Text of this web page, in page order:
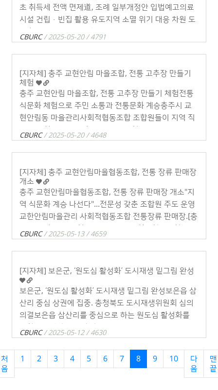
초 취득세 전액 면제道, 조례 일부개정안 입법예고의료
시설 건립·빈집 활용 유도지역 소멸 위기 대응 차원 도
을 취득하는 의료인이나 빈집을 사는 1가구 . . .
CBURC/ 2025-05-20 / 4791
[지자체] 충주 교현안림 마을조합, 전통 고추장 만들기
체험
충주 교현안림 마을조합, 전통 고추장 만들기 체험전통
식문화 체험으로 주민 소통과 전통문화 계승충주시 교
현안림동 마을관리사회적협동조합 조합원들이 지역 직
화이팅을 외치고 있다.［충북일보］ . . .
CBURC/ 2025-05-20 / 4648
[지자체] 충주 교현안림마을협동조합, 전통 장류 판매장
개소
충주 교현안림마을협동조합, 전통 장류 판매장 개소"지
역 식문화 계승 나선다"...전문성 갖춘 조합원 주도 운영
교한안림마을관리 사회적협동조합 전통장류 판매장.［충
13일 교현안림어울림센터 2층에 전 . . .
CBURC/ 2025-05-13 / 4659
[지자체] 보은군, ‘원도심 활성화’ 도시재생 밑그림 완성
보은군, ‘원도심 활성화’ 도시재생 밑그림 완성보은읍 삼
산리 중심 상권에 집중. 충청북도 도시재생위원회 심의
의결보은읍 삼산리를 중심으로 하는 원도심 활성화를
선 8기 '군민이 행복한 도시형 농촌 보은 . . .
CBURC/ 2025-05-12 / 4630
처
음
1 2 3 4 5 6 7 8 9 10
다
음
맨
끝